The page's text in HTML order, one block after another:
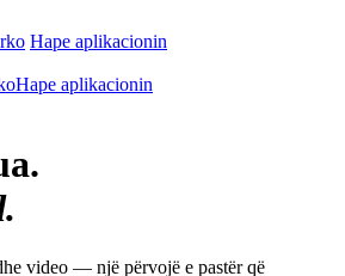
Hape aplikacionin
Hape aplikacionin
video — një përvojë e pastër që